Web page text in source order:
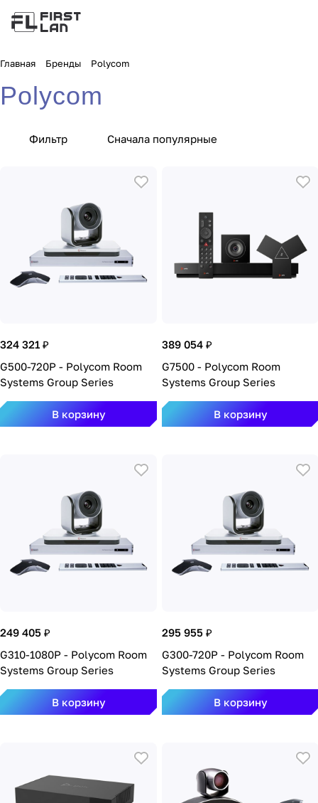
Главная Бренды Polycom
Polycom
Фильтр Сначала популярные
324 321 ₽
G500-720P - Polycom Room
Systems Group Series
В корзину
389 054 ₽
G7500 - Polycom Room
Systems Group Series
В корзину
249 405 ₽
G310-1080P - Polycom Room
Systems Group Series
В корзину
295 955 ₽
G300-720P - Polycom Room
Systems Group Series
В корзину